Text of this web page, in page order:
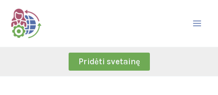
Skip
content
Pridėti svetainę